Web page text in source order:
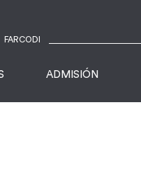
FARCODI
ADMISIÓN